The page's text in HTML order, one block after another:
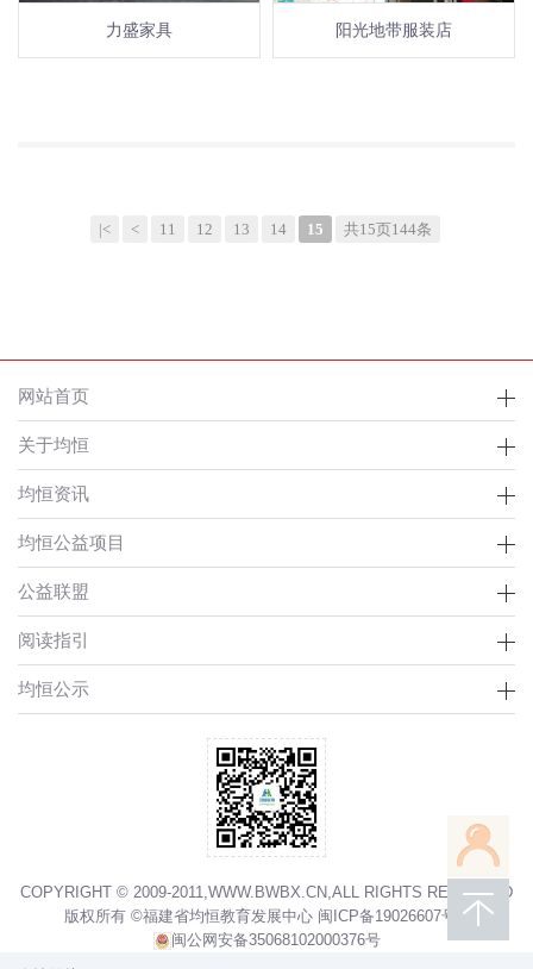
力盛家具 阳光地带服装店
|< < 11 12 13 14 15 共15页144条
网站首页
关于均恒
均恒资讯
均恒公益项目
公益联盟
阅读指引
均恒公示
COPYRIGHT © 2009-2011,WWW.BWBX.CN,ALL RIGHTS RESERVED
版权所有 ©福建省均恒教育发展中心 闽ICP备19026607号-3
闽公网安备35068102000376号